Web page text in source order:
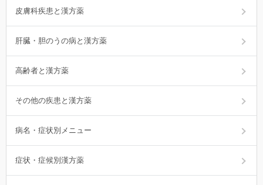
皮膚科疾患と漢方薬
肝臓・胆のうの病と漢方薬
高齢者と漢方薬
その他の疾患と漢方薬
病名・症状別メニュー
症状・症候別漢方薬